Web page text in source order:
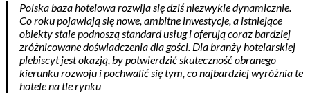
Polska baza hotelowa rozwija się dziś niezwykle dynamicznie.
Co roku pojawiają się nowe, ambitne inwestycje, a istniejące
obiekty stale podnoszą standard usług i oferują coraz bardziej
zróżnicowane doświadczenia dla gości. Dla branży hotelarskiej
plebiscyt jest okazją, by potwierdzić skuteczność obranego
kierunku rozwoju i pochwalić się tym, co najbardziej wyróżnia te
hotele na tle rynku